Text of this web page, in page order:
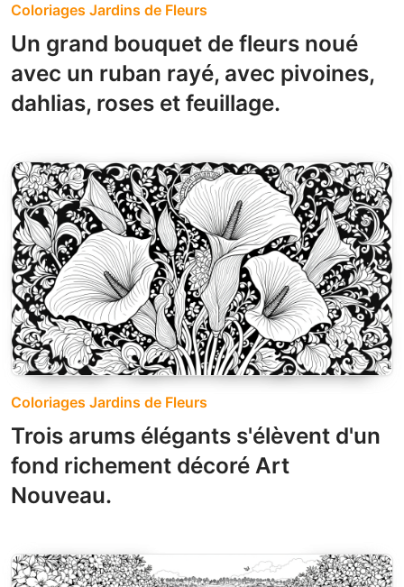
Coloriages Jardins de Fleurs
Un grand bouquet de fleurs noué
avec un ruban rayé, avec pivoines,
dahlias, roses et feuillage.
Coloriages Jardins de Fleurs
Trois arums élégants s'élèvent d'un
fond richement décoré Art
Nouveau.